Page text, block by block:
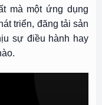
mà một ứng dụng
triển, đăng tải sản
sự điều hành hay